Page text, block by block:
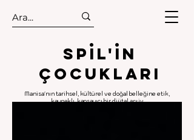
.
.
Spıl'in
Çocukları
Manisa'nın tarihsel, kültürel ve doğal belleğine etik,
kaynaklı, kapsayıcı bir dijital arşiv